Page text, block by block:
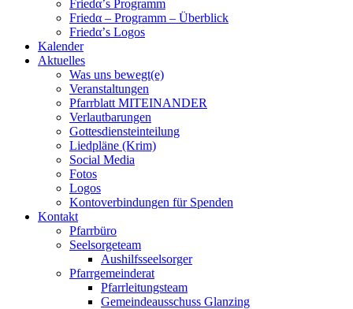
Friedα’s Programm
Friedα – Programm – Überblick
Friedα’s Logos
Kalender
Aktuelles
Was uns bewegt(e)
Veranstaltungen
Pfarrblatt MITEINANDER
Verlautbarungen
Gottesdiensteinteilung
Liedpläne (Krim)
Social Media
Fotos
Logos
Kontoverbindungen für Spenden
Kontakt
Pfarrbüro
Seelsorgeteam
Aushilfsseelsorger
Pfarrgemeinderat
Pfarrleitungsteam
Gemeindeausschuss Glanzing